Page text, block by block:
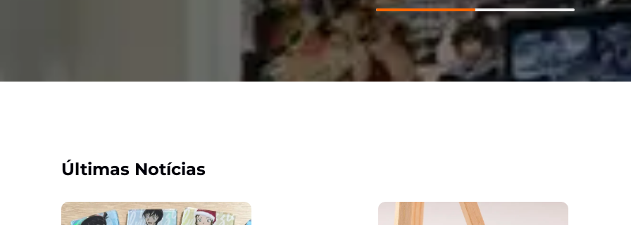
Últimas Notícias